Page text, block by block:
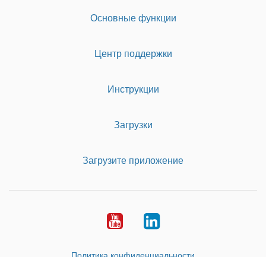
Основные функции
Центр поддержки
Инструкции
Загрузки
Загрузите приложение
YoutubeLinkedIn